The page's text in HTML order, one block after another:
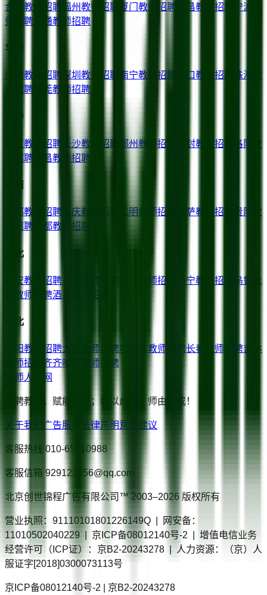
合肥 教师招聘 福州教师招聘 厦门 教师招聘 南昌教师招聘 宁波
师招聘 南通教师招聘
华南
广州 教师招聘 深圳 教师招聘 南宁教师招聘 海口教师招聘 珠海
师招聘
东莞教师招聘
华中
武汉教师招聘 长沙教师招聘 郑州教师招聘 开封教师招聘 洛阳
教
师招聘
宜昌教师招聘
西南
成都教师招聘 重庆教师招聘 昆明教师招聘 拉萨教师招聘 贵阳
教
师招聘
昌都教师招聘
西北
西安教师招聘 教师招聘 西宁教师招聘
乌鲁木
教师招聘酒泉 教师招聘
东北
沈阳教师招聘大连 教师招聘哈尔滨 教师招聘长春 教师招聘吉林
教师招聘
齐齐哈尔
教师招聘
教师人才网
智聘教师，赋能教育；教以启智，师由我成！
关于我们 广告服务 法律声明意见建议
客服热线 010-65510988
客服信箱 929123456@qq.com
北京创世锦程广告有限公司™ 2003–2026 版权所有
营业执照：91110101801226149Q | 网安备：
11010502040229 | 京ICP备08012140号-2 | 增值电信业务
经营许可（ICP证）：京B2-20243278 | 人力资源：（京）人
服证字[2018]0300073113号
京ICP备08012140号-2 | 京B2-20243278